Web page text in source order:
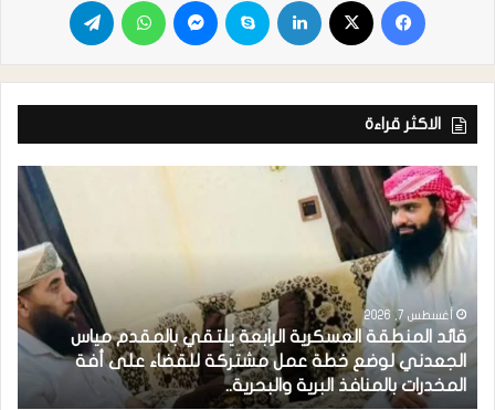
الاكثر قراءة
أغسطس 7, 2026
قائد المنطقة العسكرية الرابعة يلتقي بالمقدم مياس
الجعدني لوضع خطة عمل مشتركة للقضاء على أفة
المخدرات بالمنافذ البرية والبحرية..